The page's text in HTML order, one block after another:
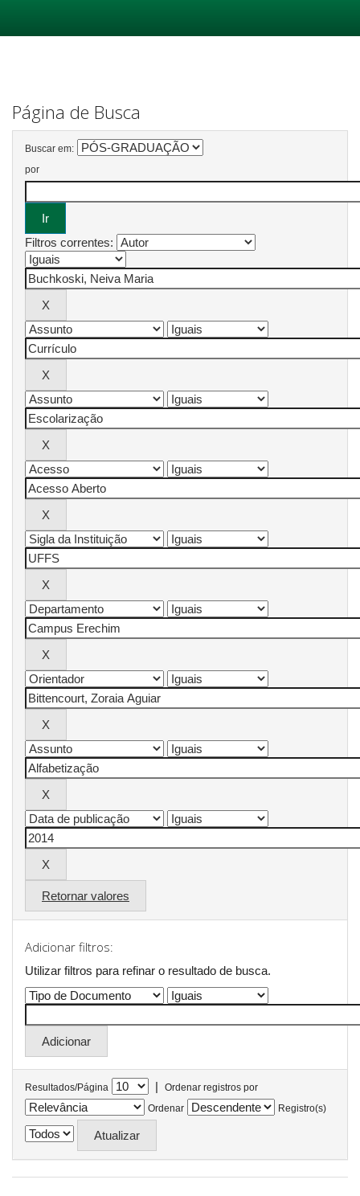
Página de Busca
Buscar em:
por
Filtros correntes:
Retornar valores
Adicionar filtros:
Utilizar filtros para refinar o resultado de busca.
Resultados/Página |
Ordenar registros por
Ordenar
Registro(s)